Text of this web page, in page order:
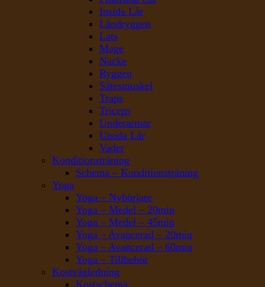
Insida Lår
Ländryggen
Lats
Mage
Nacke
Ryggen
Sätesmuskel
Traps
Triceps
Underarmar
Utsida Lår
Vader
Konditionsträning
Schema – Konditionsträning
Yoga
Yoga – Nybörjare
Yoga – Medel – 20min
Yoga – Medel – 45min
Yoga – Avancerad – 20min
Yoga – Avancerad – 60min
Yoga – Tillbehör
Kostvägledning
Kostschema